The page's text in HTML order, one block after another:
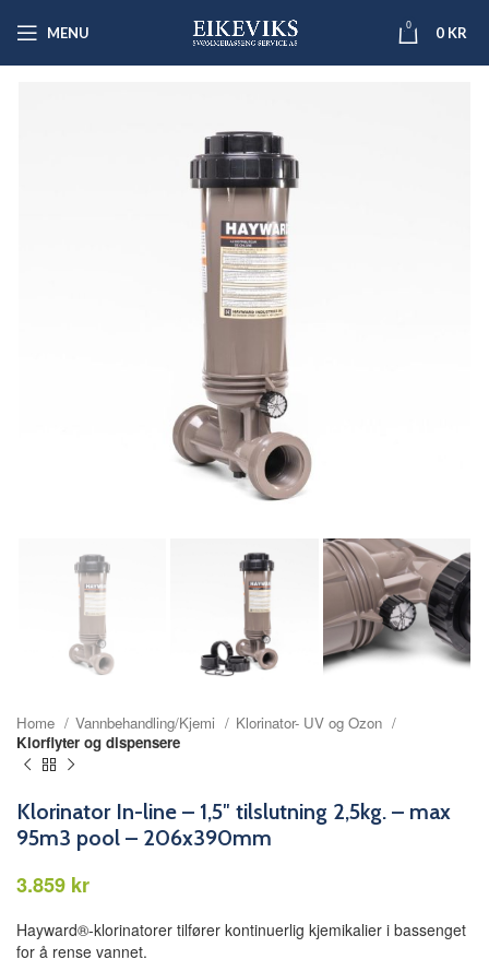
MENU 0 0 KR
Home Vannbehandling/Kjemi
Klorinator- UV og Ozon
Klorflyter og dispensere
Klorinator In-line – 1,5″ tilslutning 2,5kg. – max
95m3 pool – 206x390mm
kr
Hayward®-klorinatorer tilfører kontinuerlig kjemikalier i bassenget
for å rense vannet.